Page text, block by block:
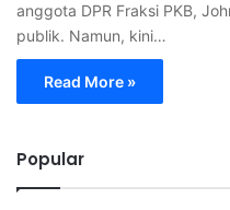
anggota DPR Fraksi PKB,
publik. Namun, kini…
Read More »
Popular